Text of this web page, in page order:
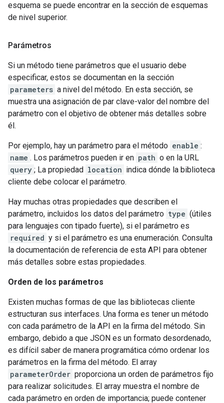
esquema se puede encontrar en la sección de esquemas
de nivel superior.
Parámetros
Si un método tiene parámetros que el usuario debe
especificar, estos se documentan en la sección
parameters a nivel del método. En esta sección, se
muestra una asignación de par clave-valor del nombre del
parámetro con el objetivo de obtener más detalles sobre
él.
Por ejemplo, hay un parámetro para el método enable :
name . Los parámetros pueden ir en path o en la URL
query ; La propiedad location indica dónde la biblioteca
cliente debe colocar el parámetro.
Hay muchas otras propiedades que describen el
parámetro, incluidos los datos del parámetro type (útiles
para lenguajes con tipado fuerte), si el parámetro es
required y si el parámetro es una enumeración. Consulta
la documentación de referencia de esta API para obtener
más detalles sobre estas propiedades.
Orden de los parámetros
Existen muchas formas de que las bibliotecas cliente
estructuran sus interfaces. Una forma es tener un método
con cada parámetro de la API en la firma del método. Sin
embargo, debido a que JSON es un formato desordenado,
es difícil saber de manera programática cómo ordenar los
parámetros en la firma del método. El array
parameterOrder proporciona un orden de parámetros fijo
para realizar solicitudes. El array muestra el nombre de
cada parámetro en orden de importancia; puede contener